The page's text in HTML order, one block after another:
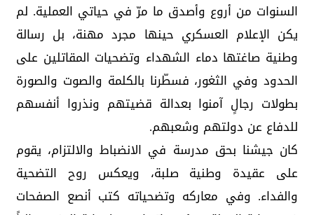
السنوات من أروع وأصدق ما مرّ في حياتي العملية. لم
يكن الإعلام العسكري حينها مجرد مهنة، بل رسالة
وطنية صاغتها دماء الشهداء وتضحيات المقاتلين على
الحدود وفي الثغور، فسطّرنا بالكلمة والصوت والصورة
بطولات رجالٍ آمنوا بعدالة قضيتهم ونذروا أنفسهم
للدفاع عن دولتهم وشعبهم.
كان جيشنا بحق مدرسة في الانضباط والالتزام، يقوم
على عقيدة وطنية صلبة، ويعكس روح التضحية
والفداء. وفي معاركه وتضحياته كتب أنصع الصفحات